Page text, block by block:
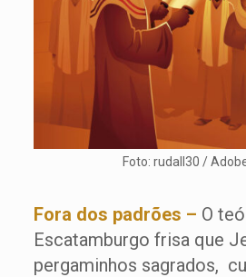
Foto: rudall30 /
Fora dos padrões – O
Escatamburgo frisa que
pergaminhos sagrados,